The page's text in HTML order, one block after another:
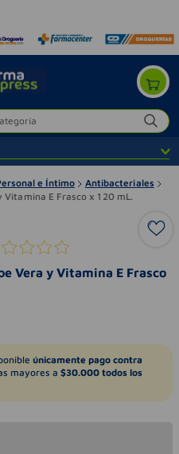
e Íntimo
Antibacteriales
E Frasco x 120 mL.
Vera y Vitamina E Frasco
únicamente pago contra
mayores a $30.000 todos los